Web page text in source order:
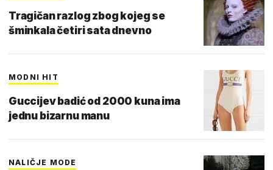
Tragičan razlog zbog kojeg se
šminkala četiri sata dnevno
MODNI HIT
Guccijev badić od 2000 kuna ima
jednu bizarnu manu
NALIČJE MODE